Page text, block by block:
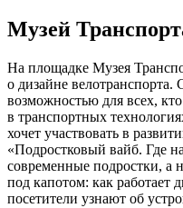
Музей
На площадке Музея
о дизайне велотранспорта.
возможностью для всех,
в транспортных
хочет участвовать в
«Подростковый вайб. Где
современные подростки, а
под капотом: как работает
посетители узнают об